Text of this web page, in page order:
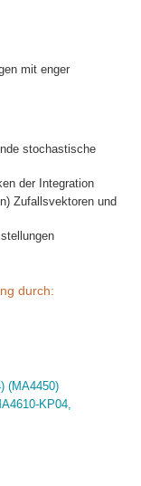
mit enger
stochastische
der Integration
Zufallsvektoren und
durch:
(MA4450)
KP04,